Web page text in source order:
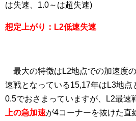
は失速、1.0～は超失速)
想定上がり：L2低速失速
最大の特徴はL2地点での加速度
速戦となっている15,17年はL3地点
0.5でおさまっていますが、L2最速
上の急加速が4コーナーを抜けた直